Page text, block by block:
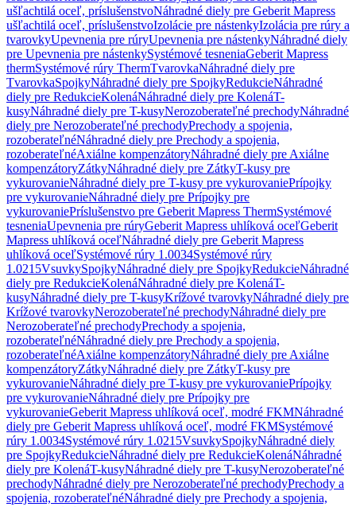
ušľachtilá oceľ, príslušenstvoNáhradné diely pre Geberit Mapress
ušľachtilá oceľ, príslušenstvoIzolácie pre nástenkyIzolácia pre rúry a
tvarovkyUpevnenia pre rúryUpevnenia pre nástenkyNáhradné diely
pre Upevnenia pre nástenkySystémové tesneniaGeberit Mapress
thermSystémové rúry ThermTvarovkaNáhradné diely pre
TvarovkaSpojkyNáhradné diely pre SpojkyRedukcieNáhradné
diely pre RedukcieKolenáNáhradné diely pre KolenáT-
kusyNáhradné diely pre T-kusyNerozoberateľné prechodyNáhradné
diely pre Nerozoberateľné prechodyPrechody a spojenia,
rozoberateľnéNáhradné diely pre Prechody a spojenia,
rozoberateľnéAxiálne kompenzátoryNáhradné diely pre Axiálne
kompenzátoryZátkyNáhradné diely pre ZátkyT-kusy pre
vykurovanieNáhradné diely pre T-kusy pre vykurovaniePrípojky
pre vykurovanieNáhradné diely pre Prípojky pre
vykurovaniePríslušenstvo pre Geberit Mapress ThermSystémové
tesneniaUpevnenia pre rúryGeberit Mapress uhlíková oceľGeberit
Mapress uhlíková oceľNáhradné diely pre Geberit Mapress
uhlíková oceľSystémové rúry 1.0034Systémové rúry
1.0215VsuvkySpojkyNáhradné diely pre SpojkyRedukcieNáhradné
diely pre RedukcieKolenáNáhradné diely pre KolenáT-
kusyNáhradné diely pre T-kusyKrížové tvarovkyNáhradné diely pre
Krížové tvarovkyNerozoberateľné prechodyNáhradné diely pre
Nerozoberateľné prechodyPrechody a spojenia,
rozoberateľnéNáhradné diely pre Prechody a spojenia,
rozoberateľnéAxiálne kompenzátoryNáhradné diely pre Axiálne
kompenzátoryZátkyNáhradné diely pre ZátkyT-kusy pre
vykurovanieNáhradné diely pre T-kusy pre vykurovaniePrípojky
pre vykurovanieNáhradné diely pre Prípojky pre
vykurovanieGeberit Mapress uhlíková oceľ, modré FKMNáhradné
diely pre Geberit Mapress uhlíková oceľ, modré FKMSystémové
rúry 1.0034Systémové rúry 1.0215VsuvkySpojkyNáhradné diely
pre SpojkyRedukcieNáhradné diely pre RedukcieKolenáNáhradné
diely pre KolenáT-kusyNáhradné diely pre T-kusyNerozoberateľné
prechodyNáhradné diely pre Nerozoberateľné prechodyPrechody a
spojenia, rozoberateľnéNáhradné diely pre Prechody a spojenia,